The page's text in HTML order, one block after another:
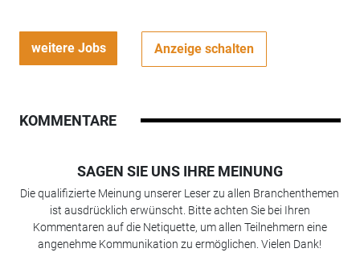
weitere Jobs Anzeige schalten
KOMMENTARE
SAGEN SIE UNS IHRE MEINUNG
Die qualifizierte Meinung unserer Leser zu allen Branchenthemen
ist ausdrücklich erwünscht. Bitte achten Sie bei Ihren
Kommentaren auf die Netiquette, um allen Teilnehmern eine
angenehme Kommunikation zu ermöglichen. Vielen Dank!